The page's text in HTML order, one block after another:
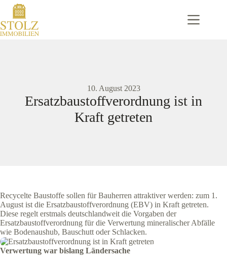
Zum
Inhalt
springen
10. August 2023
Ersatzbaustoffverordnung ist in
Kraft getreten
Recycelte Baustoffe sollen für Bauherren attraktiver werden: zum 1.
August ist die Ersatzbaustoffverordnung (EBV) in Kraft getreten.
Diese regelt erstmals deutschlandweit die Vorgaben der
Ersatzbaustoffverordnung für die Verwertung mineralischer Abfälle
wie Bodenaushub, Bauschutt oder Schlacken.
Verwertung war bislang Ländersache